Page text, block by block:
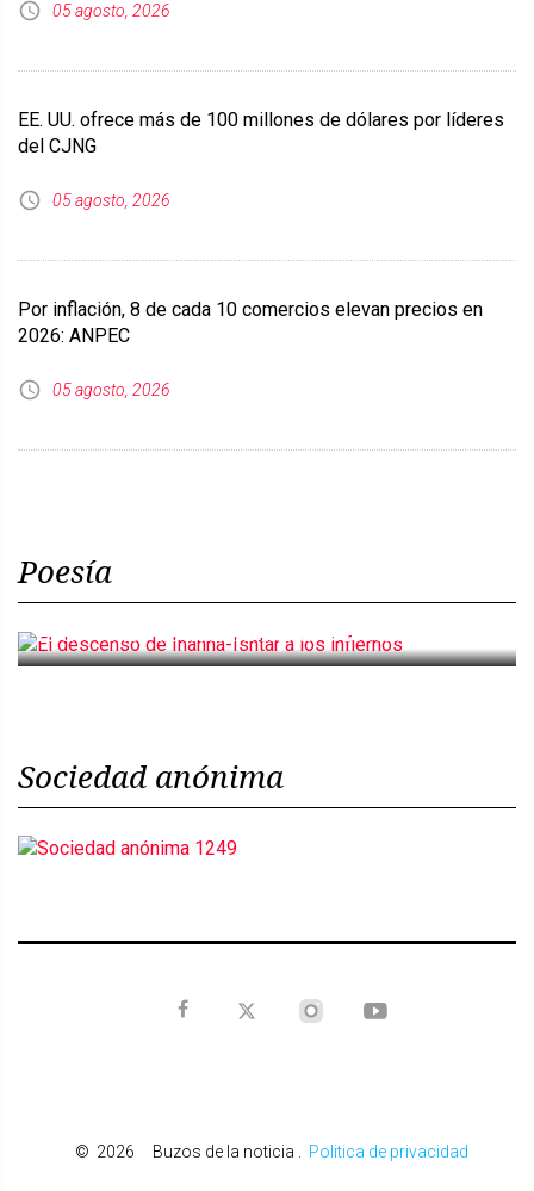
05 agosto, 2026
EE. UU. ofrece más de 100 millones de dólares por líderes
del CJNG
05 agosto, 2026
Por inflación, 8 de cada 10 comercios elevan precios en
2026: ANPEC
05 agosto, 2026
Poesía
El descenso de Inanna-Ishtar a los infiernos
Sociedad anónima
© 2026 Buzos de la noticia . Politica de privacidad